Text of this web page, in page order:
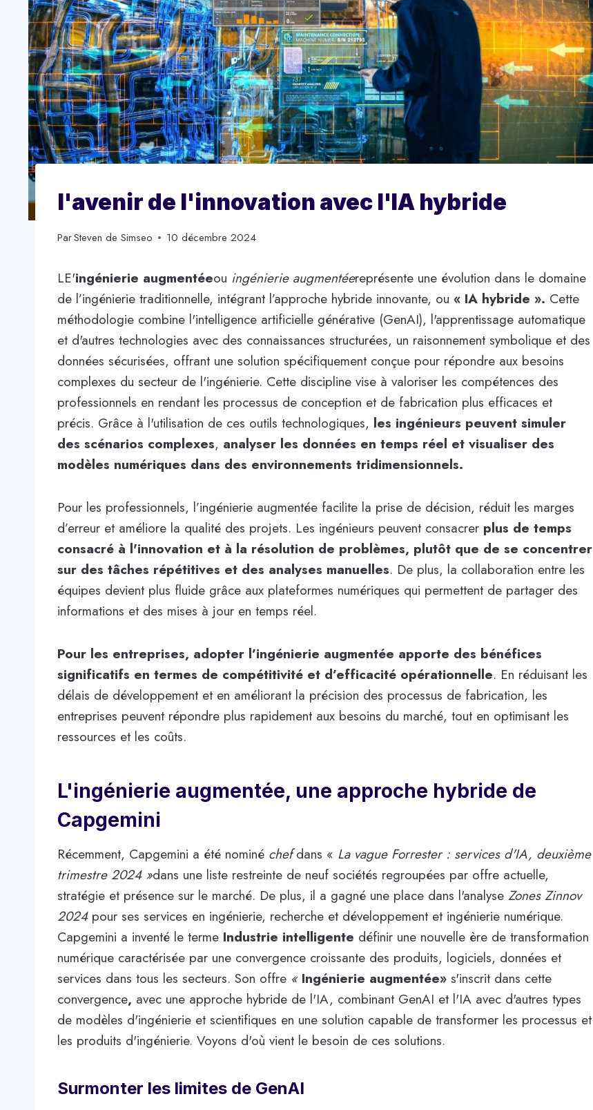
l'avenir de l'innovation avec l'IA hybride
ParSteven de Simseo 10 décembre 2024
LE'ingénierie augmentéeou ingénierie augmentéereprésente une évolution dans le domaine
de l’ingénierie traditionnelle, intégrant l’approche hybride innovante, ou « IA hybride ». Cette
méthodologie combine l'intelligence artificielle générative (GenAI), l'apprentissage automatique
et d'autres technologies avec des connaissances structurées, un raisonnement symbolique et des
données sécurisées, offrant une solution spécifiquement conçue pour répondre aux besoins
complexes du secteur de l'ingénierie. Cette discipline vise à valoriser les compétences des
professionnels en rendant les processus de conception et de fabrication plus efficaces et
précis. Grâce à l'utilisation de ces outils technologiques, les ingénieurs peuvent simuler
des scénarios complexes, analyser les données en temps réel et visualiser des
modèles numériques dans des environnements tridimensionnels.
Pour les professionnels, l’ingénierie augmentée facilite la prise de décision, réduit les marges
d’erreur et améliore la qualité des projets. Les ingénieurs peuvent consacrer plus de temps
consacré à l'innovation et à la résolution de problèmes, plutôt que de se concentrer
sur des tâches répétitives et des analyses manuelles. De plus, la collaboration entre les
équipes devient plus fluide grâce aux plateformes numériques qui permettent de partager des
informations et des mises à jour en temps réel.
Pour les entreprises, adopter l’ingénierie augmentée apporte des bénéfices
significatifs en termes de compétitivité et d’efficacité opérationnelle. En réduisant les
délais de développement et en améliorant la précision des processus de fabrication, les
entreprises peuvent répondre plus rapidement aux besoins du marché, tout en optimisant les
ressources et les coûts.
L'ingénierie augmentée, une approche hybride de
Capgemini
Récemment, Capgemini a été nominé chefdans « La vague Forrester : services d'IA, deuxième
trimestre 2024 »dans une liste restreinte de neuf sociétés regroupées par offre actuelle,
stratégie et présence sur le marché. De plus, il a gagné une place dans l'analyse Zones Zinnov
2024pour ses services en ingénierie, recherche et développement et ingénierie numérique.
Capgemini a inventé le terme Industrie intelligente définir une nouvelle ère de transformation
numérique caractérisée par une convergence croissante des produits, logiciels, données et
services dans tous les secteurs. Son offre « Ingénierie augmentée» s'inscrit dans cette
convergence, avec une approche hybride de l'IA, combinant GenAI et l'IA avec d'autres types
de modèles d'ingénierie et scientifiques en une solution capable de transformer les processus et
les produits d'ingénierie. Voyons d'où vient le besoin de ces solutions.
Surmonter les limites de GenAI